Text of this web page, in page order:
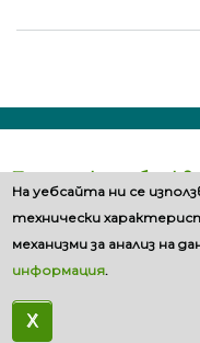
Политика за
На уебсайта ни се
технически
механизми за анализ на
информация.
X